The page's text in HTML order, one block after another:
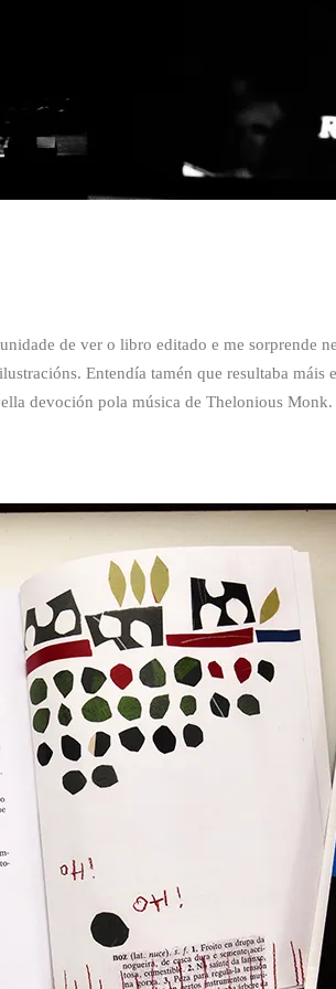
de ver o libro editado e me sorprende
Entendía tamén que resultaba
devoción pola música de Thelonious Monk.